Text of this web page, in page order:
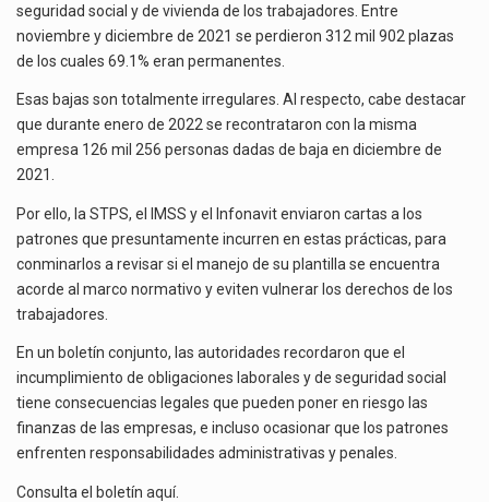
seguridad social y de vivienda de los trabajadores. Entre
noviembre y diciembre de 2021 se perdieron 312 mil 902 plazas
de los cuales 69.1% eran permanentes.
Esas bajas son totalmente irregulares. Al respecto, cabe destacar
que durante enero de 2022 se recontrataron con la misma
empresa 126 mil 256 personas dadas de baja en diciembre de
2021.
Por ello, la STPS, el IMSS y el Infonavit enviaron cartas a los
patrones que presuntamente incurren en estas prácticas, para
conminarlos a revisar si el manejo de su plantilla se encuentra
acorde al marco normativo y eviten vulnerar los derechos de los
trabajadores.
En un boletín conjunto, las autoridades recordaron que el
incumplimiento de obligaciones laborales y de seguridad social
tiene consecuencias legales que pueden poner en riesgo las
finanzas de las empresas, e incluso ocasionar que los patrones
enfrenten responsabilidades administrativas y penales.
Consulta el boletín aquí.